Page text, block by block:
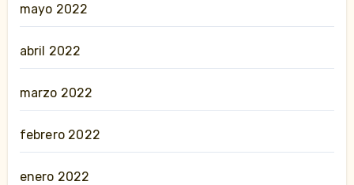
mayo 2022
abril 2022
marzo 2022
febrero 2022
enero 2022